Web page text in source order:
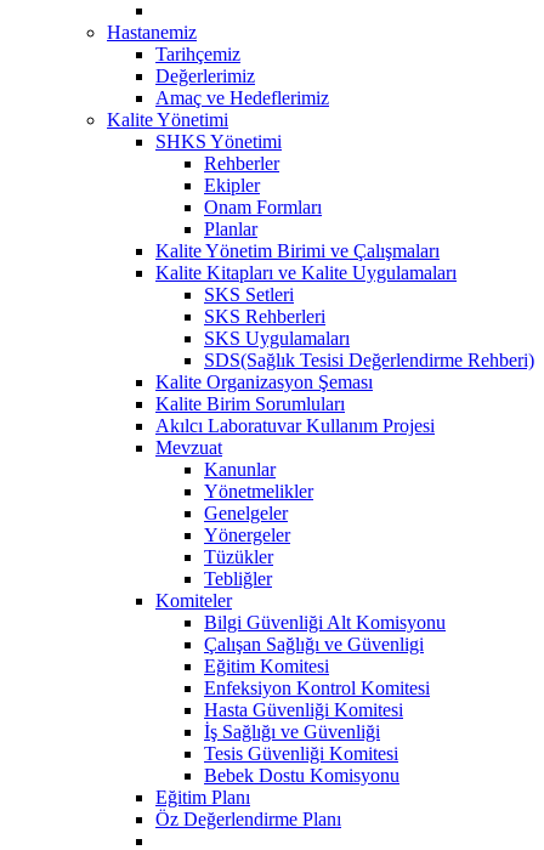
Hastanemiz
Tarihçemiz
Değerlerimiz
Amaç ve Hedeflerimiz
Kalite Yönetimi
SHKS Yönetimi
Rehberler
Ekipler
Onam Formları
Planlar
Kalite Yönetim Birimi ve Çalışmaları
Kalite Kitapları ve Kalite Uygulamaları
SKS Setleri
SKS Rehberleri
SKS Uygulamaları
SDS(Sağlık Tesisi Değerlendirme Rehberi)
Kalite Organizasyon Şeması
Kalite Birim Sorumluları
Akılcı Laboratuvar Kullanım Projesi
Mevzuat
Kanunlar
Yönetmelikler
Genelgeler
Yönergeler
Tüzükler
Tebliğler
Komiteler
Bilgi Güvenliği Alt Komisyonu
Çalışan Sağlığı ve Güvenligi
Eğitim Komitesi
Enfeksiyon Kontrol Komitesi
Hasta Güvenliği Komitesi
İş Sağlığı ve Güvenliği
Tesis Güvenliği Komitesi
Bebek Dostu Komisyonu
Eğitim Planı
Öz Değerlendirme Planı